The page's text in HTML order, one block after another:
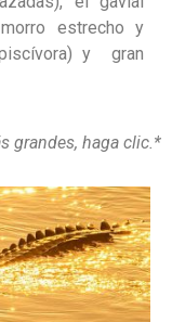
estrecho y
y gran
grandes, haga clic.*